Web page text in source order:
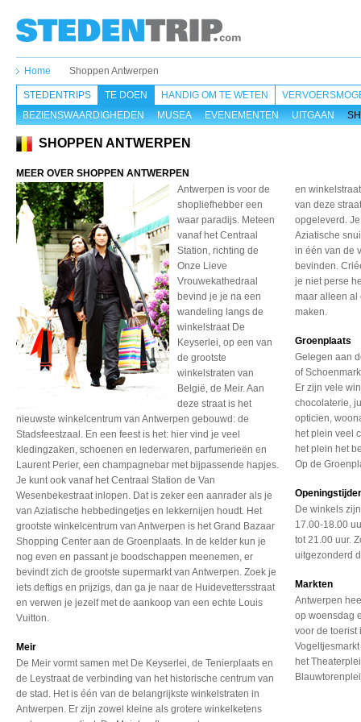
Home Shoppen Antwerpen
STEDENTRIPS
TE DOEN
BEZIENSWAARDIGHEDEN
MUSEA EVENEMENTEN UITGAAN
HANDIG OM TE WETEN
SHOPPEN ANTWERPEN
MEER OVER SHOPPEN ANTWERPEN
Antwerpen is voor de
shopliefhebber een
waar paradijs. Meteen
vanaf het Centraal
Station, richting de
Onze Lieve
Vrouwekathedraal
bevind je je na een
wandeling langs de
winkelstraat De
Keyserlei, op een van
de grootste
winkelstraten van
België, de Meir. Aan
deze straat is het
nieuwste winkelcentrum van Antwerpen gebouwd: de
Stadsfeestzaal. En een feest is het: hier vind je veel
kledingzaken, schoenen en lederwaren, parfumerieën en
Laurent Perier, een champagnebar met bijpassende hapjes.
Je kunt ook vanaf het Centraal Station de Van
Wesenbekestraat inlopen. Dat is zeker een aanrader als je
van Aziatische hebbedingetjes en lekkernijen houdt. Het
grootste winkelcentrum van Antwerpen is het Grand Bazaar
Shopping Center aan de Groenplaats. In de kelder kun je
nog even en passant je boodschappen meenemen, er
bevindt zich de grootste supermarkt van Antwerpen. Zoek je
iets deftigs en prijzigs, dan ga je naar de Huidevettersstraat
en verwen je jezelf met de aankoop van een echte Louis
Vuitton.
Meir
De Meir vormt samen met De Keyserlei, de Tenierplaats en
de Leystraat de verbinding van het historische centrum van
de stad. Het is één van de belangrijkste winkelstraten in
Antwerpen. Er zijn zowel kleine als grotere winkelketens
en
van deze
opgeleverd.
Aziatische
in één van de
bevinden.
je niet perse
maar alleen al
maken.
Groenplaats
Gelegen aan
of
Er zijn vele
chocolaterie,
opticien,
het plein veel
het plein het
Op de
De winkels
17.00-18.00
tot 21.00 uur.
uitgezonderd
Markten
Antwerpen
op woensdag
voor de
het